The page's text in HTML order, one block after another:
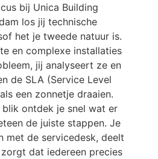
bij Unica Building
los jij technische
het je tweede natuur is.
en complexe installaties
jij analyseert ze en
de SLA (Service Level
een zonnetje draaien.
ontdek je snel wat er
de juiste stappen. Je
met de servicedesk, deelt
dat iedereen precies